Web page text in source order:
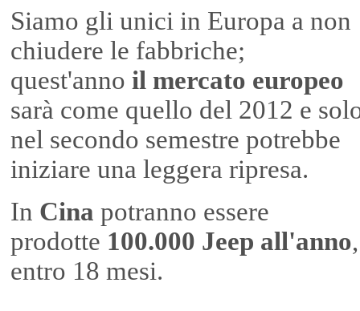
Siamo gli unici in Europa a non
chiudere le fabbriche;
quest'anno il mercato europeo
sarà come quello del 2012 e
nel secondo semestre potrebbe
iniziare una leggera ripresa.
In Cina potranno essere
prodotte 100.000 Jeep all'anno,
entro 18 mesi.